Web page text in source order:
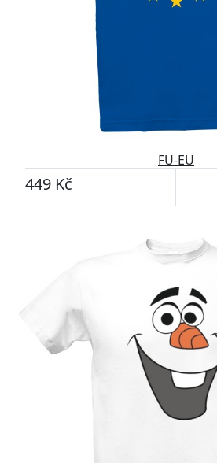
FU-EU
449 Kč